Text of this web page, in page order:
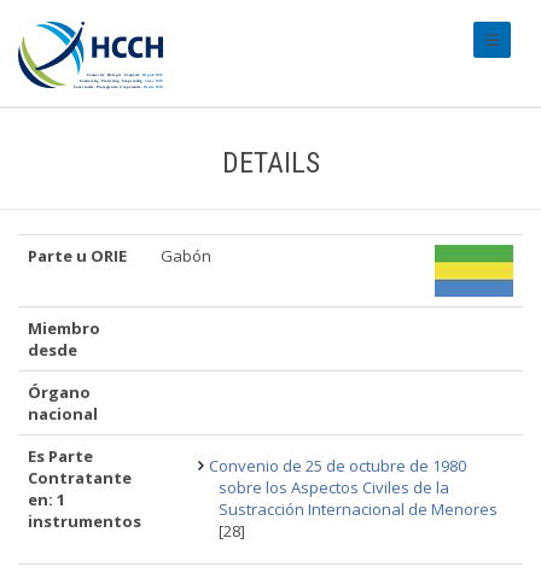
DETAILS
Parte u ORIE Gabón
Miembro
desde
Órgano
nacional
Es Parte
Contratante
en: 1
instrumentos
Convenio de 25 de octubre de 1980
sobre los Aspectos Civiles de la
Sustracción Internacional de Menores
[28]